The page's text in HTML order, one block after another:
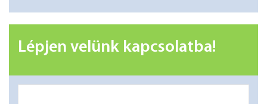
Lépjen velünk kapcsolatba!